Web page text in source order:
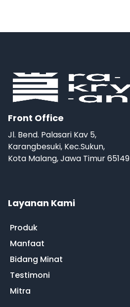
Front Office
Jl. Bend. Palasari Kav 5,
Karangbesuki, Kec.Sukun,
Kota Malang, Jawa Timur 65149
Layanan Kami
Produk
Manfaat
Bidang Minat
Testimoni
Mitra